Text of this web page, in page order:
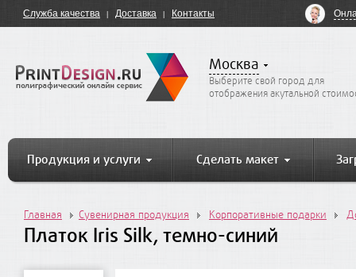
Служба качества Доставка Контакты
Москва
Выберите свой город для
отображения акутальной
Продукция и услуги Сделать макет
Главная Сувенирная продукция Корпоративные подарки
Платок Iris Silk, темно-синий